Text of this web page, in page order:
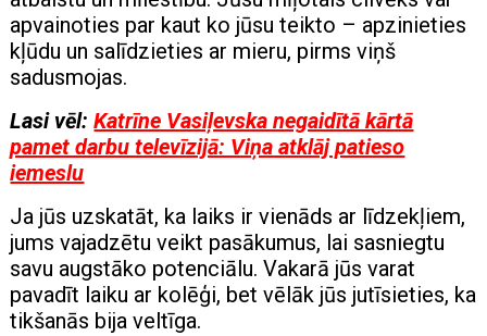
apvainoties par kaut ko jūsu teikto – apzinieties
kļūdu un salīdzieties ar mieru, pirms viņš
sadusmojas.
Lasi vēl:Katrīne Vasiļevska negaidītā kārtā
pamet darbu televīzijā: Viņa atklāj patieso
iemeslu
Ja jūs uzskatāt, ka laiks ir vienāds ar līdzekļiem,
jums vajadzētu veikt pasākumus, lai sasniegtu
savu augstāko potenciālu. Vakarā jūs varat
pavadīt laiku ar kolēģi, bet vēlāk jūs jutīsieties, ka
tikšanās bija veltīga.